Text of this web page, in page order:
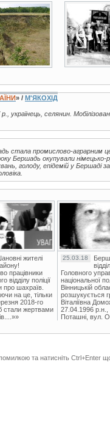
3 фото
» / М'ЯКОХІД
р., українець, селянин.
стала промислово-аграрним
Бершадь окупували
голоду, епідемій у Бершаді
жителі
працівники
відділу поліції
про шахраїв.
на це, тільки
2018-го
стали жертвами
25.03.18
Головного
національної
Вінницькій
розшукується
Віталіївна
27.04.1996 р.н.,
Поташні, вул.
та натисніть Ctrl+Enter